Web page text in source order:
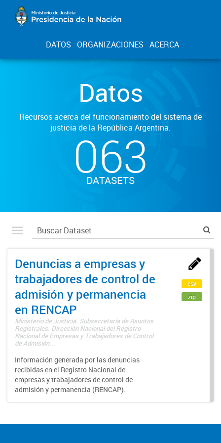
DATOS ORGANIZACIONES ACERCA
Datos
Recursos acerca del funcionamiento del sistema de
justicia de la República Argentina.
063
DATASETS
Denuncias a empresas y
trabajadores de control de
admisión y permanencia
en RENCAP
Ministerio de Justicia. Subsecretaría de Asuntos
Registrales. Dirección Nacional del Registro
Nacional de Empresas y Trabajadores de Control
de Admisión...
Información generada por las denuncias
recibidas en el Registro Nacional de
empresas y trabajadores de control de
admisión y permanencia (RENCAP).
csv
zip